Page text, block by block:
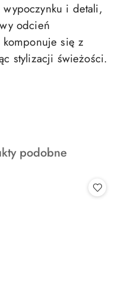
wypoczynku i detali,
odcień
się z
stylizacji świeżości.
podobne